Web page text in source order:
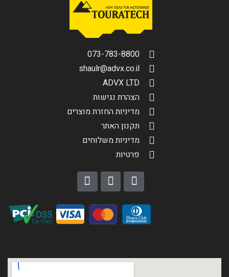
073-783-8800
shaulr@advx.co.il
ADVX LTD
הצהרת נגישות
מדיניות החזרת מוצרים
תקנון האתר
מדיניות משלוחים
פרטיות